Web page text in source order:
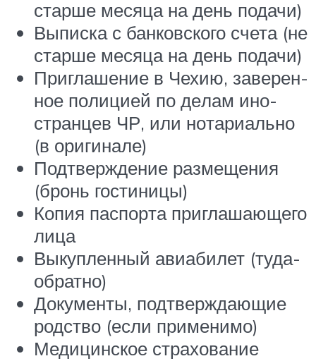
старше месяца на день подачи)
Выписка с банковского счета (не
старше месяца на день подачи)
При­гла­ше­ние в Чехию, за­ве­рен­
ное по­ли­ци­ей по де­лам ино­
стран­цев ЧР, или но­та­ри­аль­но
(в оригинале)
Подтверждение размещения
(бронь гостиницы)
Ко­пия пас­пор­та приглашающего
лица
Выкупленный авиабилет (туда-
обратно)
Документы, подтверждающие
родство (если применимо)
Медицинское страхование